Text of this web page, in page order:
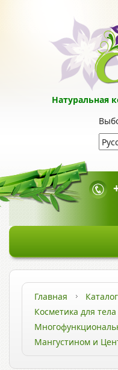
Натуральная
Главная
Косметика для тела
Мангустином и